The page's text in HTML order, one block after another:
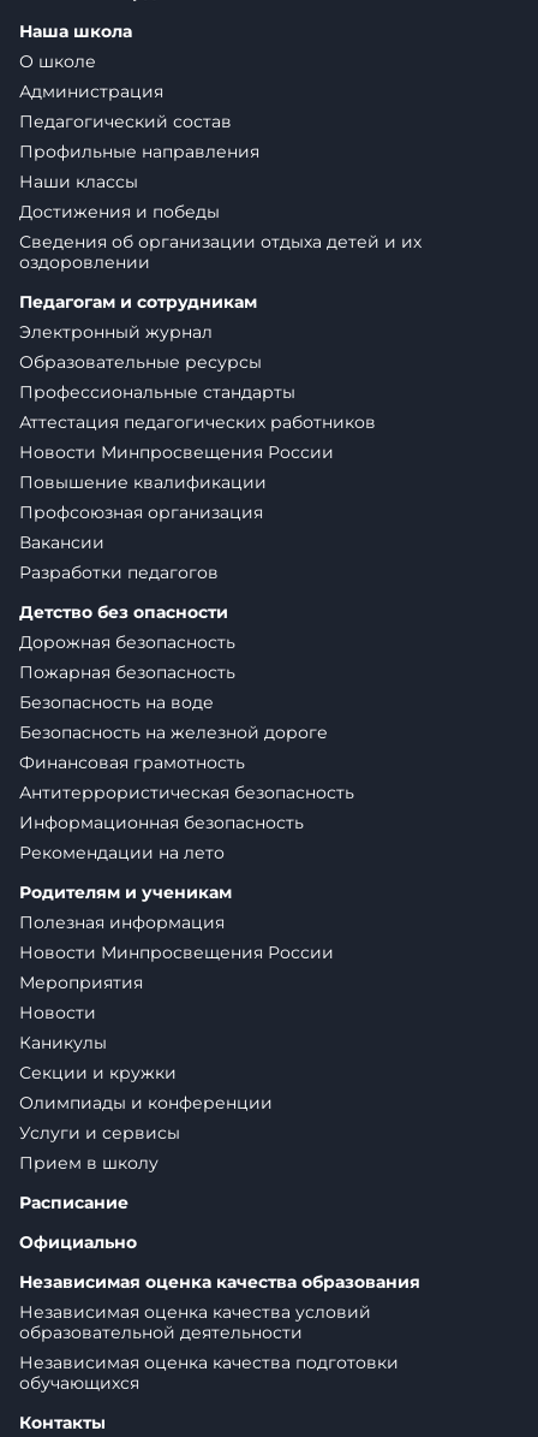
Наша школа
О школе
Администрация
Педагогический состав
Профильные направления
Наши классы
Достижения и победы
Сведения об организации отдыха детей и их
оздоровлении
Педагогам и сотрудникам
Электронный журнал
Образовательные ресурсы
Профессиональные стандарты
Аттестация педагогических работников
Новости Минпросвещения России
Повышение квалификации
Профсоюзная организация
Вакансии
Разработки педагогов
Детство без опасности
Дорожная безопасность
Пожарная безопасность
Безопасность на воде
Безопасность на железной дороге
Финансовая грамотность
Антитеррористическая безопасность
Информационная безопасность
Рекомендации на лето
Родителям и ученикам
Полезная информация
Новости Минпросвещения России
Мероприятия
Новости
Каникулы
Секции и кружки
Олимпиады и конференции
Услуги и сервисы
Прием в школу
Расписание
Официально
Независимая оценка качества образования
Независимая оценка качества условий
образовательной деятельности
Независимая оценка качества подготовки
обучающихся
Контакты